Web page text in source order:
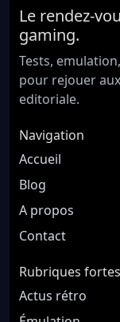
Le rendez-
gaming.
Tests,
pour rejouer
editoriale.
Navigation
Accueil
Blog
A propos
Contact
Rubriques fortes
Actus rétro